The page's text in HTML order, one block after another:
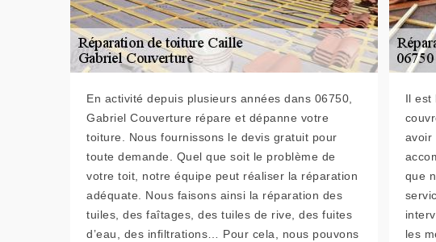
En activité depuis plusieurs années dans 06750,
Gabriel Couverture répare et dépanne votre
toiture. Nous fournissons le devis gratuit pour
toute demande. Quel que soit le problème de
votre toit, notre équipe peut réaliser la réparation
adéquate. Nous faisons ainsi la réparation des
tuiles, des faîtages, des tuiles de rive, des fuites
d’eau, des infiltrations… Pour cela, nous pouvons
Il est
avoir
que
les